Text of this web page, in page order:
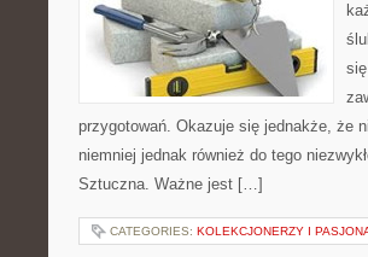
przygotowań. Okazuje się jednakże, że
niemniej jednak również do tego
Sztuczna. Ważne jest […]
CATEGORIES: KOLEKCJONERZY I